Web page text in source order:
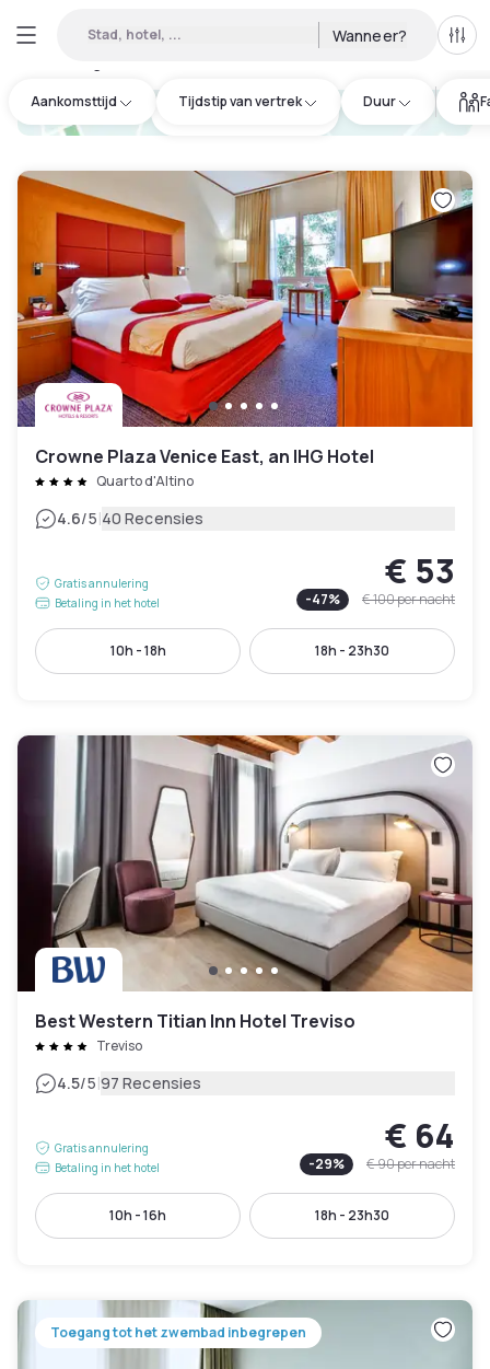
Stad, hotel, ... Wanneer?
Aankomsttijd Tijdstip van vertrek Duur
hotel.cta.view_map
Crowne Plaza Venice East, an IHG Hotel
Quarto d'Altino
4.6/5|40 Recensies
Gratis annulering
Betaling in het hotel
€ 53
-47% € 100per nacht
10h - 18h 18h - 23h30
Best Western Titian Inn Hotel Treviso
Treviso
4.5/5|97 Recensies
Gratis annulering
Betaling in het hotel
€ 64
-29% € 90per nacht
10h - 16h 18h - 23h30
Toegang tot het zwembad inbegrepen